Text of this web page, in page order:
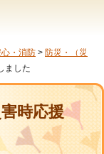
・消防 > 防災・（災
ました
時応援